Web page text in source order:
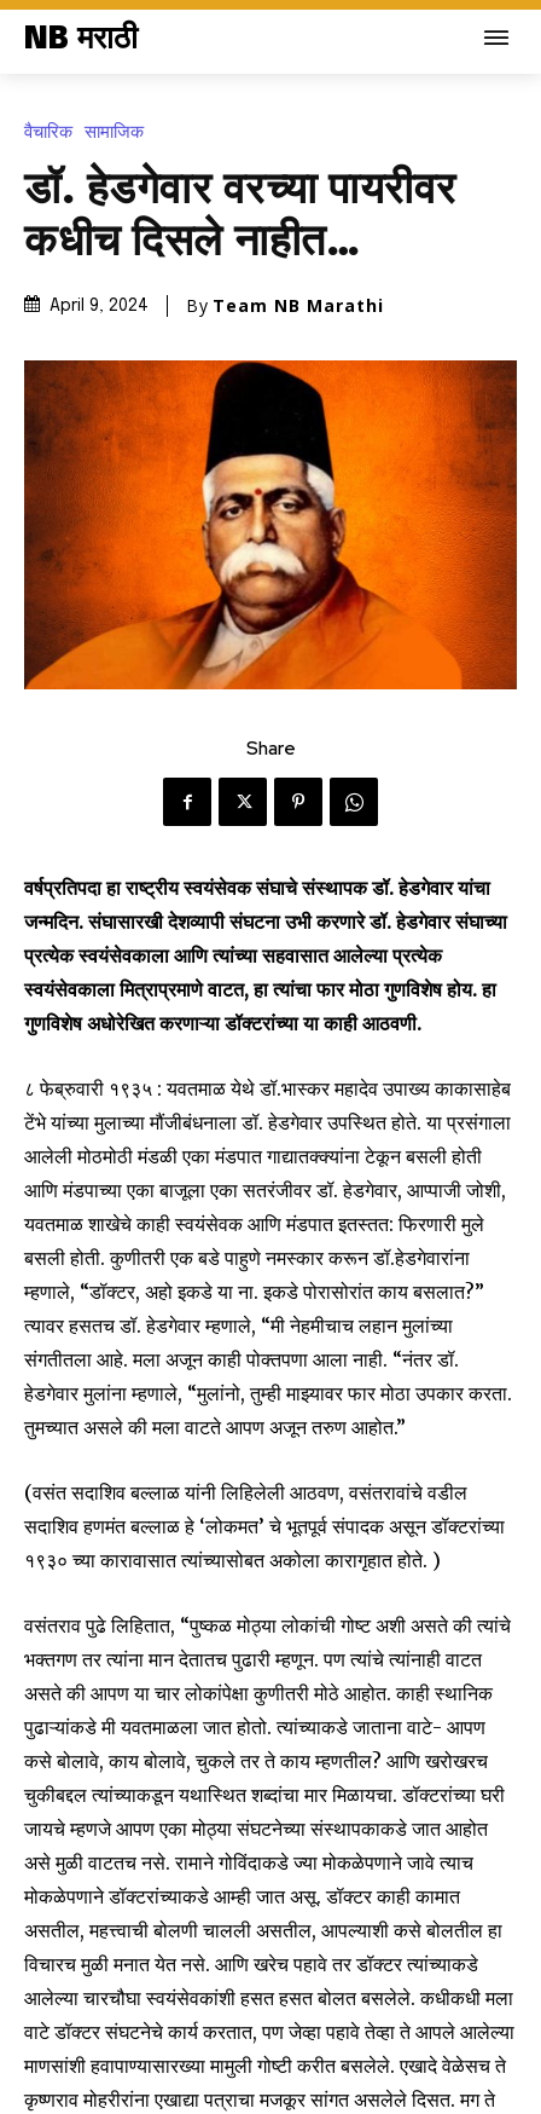
NB मराठी
वैचारिक सामाजिक
डॉ. हेडगेवार वरच्या पायरीवर
कधीच दिसले नाहीत…
April 9, 2024 By Team NB Marathi
Share
वर्षप्रतिपदा हा राष्ट्रीय स्वयंसेवक संघाचे संस्थापक डॉ. हेडगेवार यांचा
जन्मदिन. संघासारखी देशव्यापी संघटना उभी करणारे डॉ. हेडगेवार संघाच्या
प्रत्येक स्वयंसेवकाला आणि त्यांच्या सहवासात आलेल्या प्रत्येक
स्वयंसेवकाला मित्राप्रमाणे वाटत, हा त्यांचा फार मोठा गुणविशेष होय. हा
गुणविशेष अधोरेखित करणाऱ्या डॉक्टरांच्या या काही आठवणी.
८ फेब्रुवारी १९३५ : यवतमाळ येथे डॉ.भास्कर महादेव उपाख्य काकासाहेब
टेंभे यांच्या मुलाच्या मौंजीबंधनाला डॉ. हेडगेवार उपस्थित होते. या प्रसंगाला
आलेली मोठमोठी मंडळी एका मंडपात गाद्यातक्क्यांना टेकून बसली होती
आणि मंडपाच्या एका बाजूला एका सतरंजीवर डॉ. हेडगेवार, आप्पाजी जोशी,
यवतमाळ शाखेचे काही स्वयंसेवक आणि मंडपात इतस्तत: फिरणारी मुले
बसली होती. कुणीतरी एक बडे पाहुणे नमस्कार करून डॉ.हेडगेवारांना
म्हणाले, “डॉक्टर, अहो इकडे या ना. इकडे पोरासोरांत काय बसलात?”
त्यावर हसतच डॉ. हेडगेवार म्हणाले, “मी नेहमीचाच लहान मुलांच्या
संगतीतला आहे. मला अजून काही पोक्तपणा आला नाही. “नंतर डॉ.
हेडगेवार मुलांना म्हणाले, “मुलांनो, तुम्ही माझ्यावर फार मोठा उपकार करता.
तुमच्यात असले की मला वाटते आपण अजून तरुण आहोत.”
(वसंत सदाशिव बल्लाळ यांनी लिहिलेली आठवण, वसंतरावांचे वडील
सदाशिव हणमंत बल्लाळ हे ‘लोकमत’ चे भूतपूर्व संपादक असून डॉक्टरांच्या
१९३० च्या कारावासात त्यांच्यासोबत अकोला कारागृहात होते. )
वसंतराव पुढे लिहितात, “पुष्कळ मोठ्या लोकांची गोष्ट अशी असते की त्यांचे
भक्तगण तर त्यांना मान देतातच पुढारी म्हणून. पण त्यांचे त्यांनाही वाटत
असते की आपण या चार लोकांपेक्षा कुणीतरी मोठे आहोत. काही स्थानिक
पुढाऱ्यांकडे मी यवतमाळला जात होतो. त्यांच्याकडे जाताना वाटे- आपण
कसे बोलावे, काय बोलावे, चुकले तर ते काय म्हणतील? आणि खरोखरच
चुकीबद्दल त्यांच्याकडून यथास्थित शब्दांचा मार मिळायचा. डॉक्टरांच्या घरी
जायचे म्हणजे आपण एका मोठ्या संघटनेच्या संस्थापकाकडे जात आहोत
असे मुळी वाटतच नसे. रामाने गोविंदाकडे ज्या मोकळेपणाने जावे त्याच
मोकळेपणाने डॉक्टरांच्याकडे आम्ही जात असू. डॉक्टर काही कामात
असतील, महत्त्वाची बोलणी चालली असतील, आपल्याशी कसे बोलतील हा
विचारच मुळी मनात येत नसे. आणि खरेच पहावे तर डॉक्टर त्यांच्याकडे
आलेल्या चारचौघा स्वयंसेवकांशी हसत हसत बोलत बसलेले. कधीकधी मला
वाटे डॉक्टर संघटनेचे कार्य करतात, पण जेव्हा पहावे तेव्हा ते आपले आलेल्या
माणसांशी हवापाण्यासारख्या मामुली गोष्टी करीत बसलेले. एखादे वेळेसच ते
कृष्णराव मोहरीरांना एखाद्या पत्राचा मजकूर सांगत असलेले दिसत. मग ते